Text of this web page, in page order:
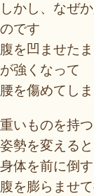
しかし、なぜ
のです
腹を凹ませた
が強くなって
腰を傷めてし
重いものを持
姿勢を変えると
身体を前に倒
腹を膨らませ